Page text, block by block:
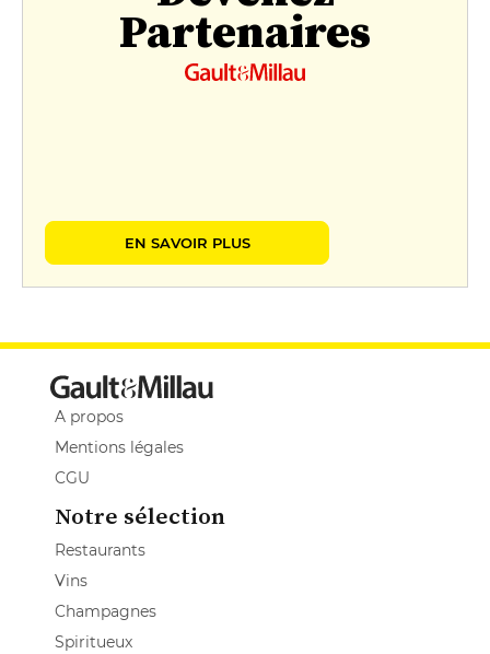
Partenaires
EN SAVOIR PLUS
A propos
Mentions légales
CGU
Notre sélection
Restaurants
Vins
Champagnes
Spiritueux